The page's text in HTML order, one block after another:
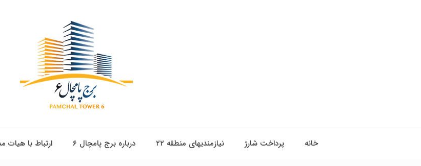
خانه پرداخت شارژ نیازمندیهای منطقه ۲۲ درباره برج پامچال ۶ ارتباط با هیات